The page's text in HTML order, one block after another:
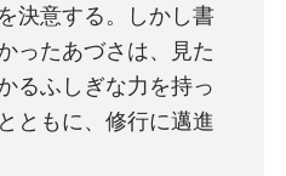
決意する。しかし書
ったあづさは、見た
るふしぎな力を持っ
ともに、修行に邁進